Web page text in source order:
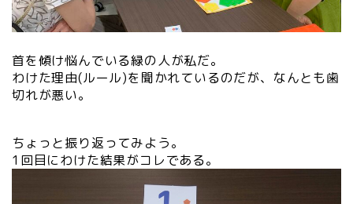
首を傾け悩んでいる緑の人が私だ。
わけた理由(ルール)を聞かれているのだが、なんとも歯
切れが悪い。
ちょっと振り返ってみよう。
1回目にわけた結果がコレである。